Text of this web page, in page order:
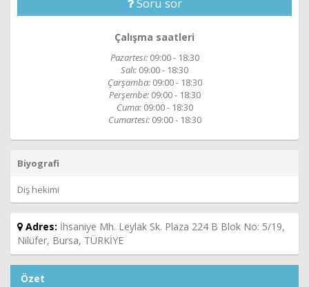
Soru sor
Çalışma saatleri
Pazartesi: 09:00 - 18:30
Salı: 09:00 - 18:30
Çarşamba: 09:00 - 18:30
Perşembe: 09:00 - 18:30
Cuma: 09:00 - 18:30
Cumartesi: 09:00 - 18:30
Biyografi
Diş hekimi
Adres: İhsaniye Mh. Leylak Sk. Plaza 224 B Blok No: 5/19,
Nilüfer, Bursa, TÜRKİYE
Özet